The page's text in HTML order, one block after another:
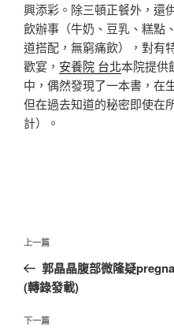
興添彩。除三頓正餐外，還
飲辦事（牛奶、豆乳、糕點
道搭配，無窮痛飲），對有
歡宴， 安養院 台北本院提供
中，偶然發現了一本書，在
但在過去知道的秘密即使在
計）。
文
導
覽
上
一
篇
章
上一篇
郭晶晶腹部微隆疑
(轉錄發載)
下
下一篇